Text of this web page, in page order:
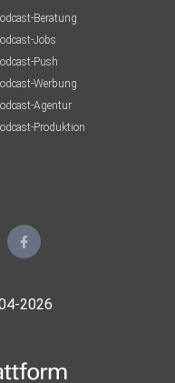
Beratung
Jobs
Push
Werbung
Agentur
Produktion
2026